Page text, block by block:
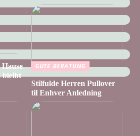
bleibt
GUTE BERATUNG
Stilfulde Herren Pullover
til Enhver Anledning